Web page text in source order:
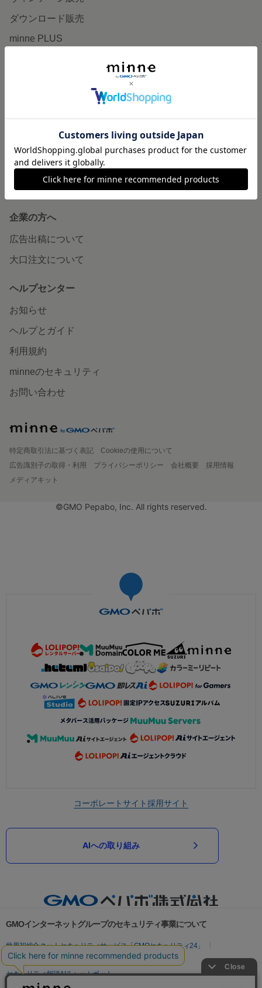
ダウンロード販売
minne PLUS
minne学習帖
ニュース
minneの本
企業の方へ
広告出稿について
大口注文について
ヘルプセンター
お知らせ
ヘルプとガイド
利用規約
minneのセキュリティ
お問い合わせ
特定商取引法に基づく表記
Cookieの使用について
広告識別子の取得・利用
プライバシーポリシー 会社概要
採用情報
メディアキット
©GMO Pepabo, Inc. All rights reserved.
コーポレートサイト採用サイト
AIへの取り組み
GMOインターネットグループのセキュリティ事業について
世界初総合ネットセキュリティサービス「GMOセキュリティ24」
パスワード漏洩診断
Webサイトリスク診断
セキュリティ相談AIチャットボット